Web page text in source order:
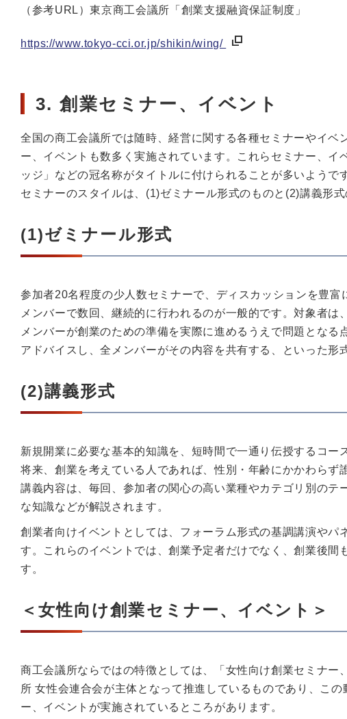
（参考URL）東京商工会議所「創業支援融資保証制度」
https://www.tokyo-cci.or.jp/shikin/wing/
3. 創業セミナー、イベント
全国の商工会議所では随時、経営に関する各種セミナーやイ
ー、イベントも数多く実施されています。これらセミナー、
ッジ」などの冠名称がタイトルに付けられることが多いようで
セミナーのスタイルは、(1)ゼミナール形式のものと(2)講義形式
(1)ゼミナール形式
参加者20名程度の少人数セミナーで、ディスカッションを豊
メンバーで数回、継続的に行われるのが一般的です。対象者
メンバーが創業のための準備を実際に進めるうえで問題とな
アドバイスし、全メンバーがその内容を共有する、といった形
(2)講義形式
新規開業に必要な基本的知識を、短時間で一通り伝授するコー
将来、創業を考えている人であれば、性別・年齢にかかわらず
講義内容は、毎回、参加者の関心の高い業種やカテゴリ別の
な知識などが解説されます。
創業者向けイベントとしては、フォーラム形式の基調講演や
す。これらのイベントでは、創業予定者だけでなく、創業後
す。
＜女性向け創業セミナー、イベント＞
商工会議所ならではの特徴としては、「女性向け創業セミナ
所 女性会連合会が主体となって推進しているものであり、こ
ー、イベントが実施されているところがあります。